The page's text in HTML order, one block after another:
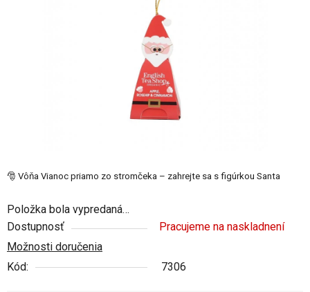
🎅 Vôňa Vianoc priamo zo stromčeka – zahrejte sa s figúrkou Santa
Položka bola vypredaná…
Dostupnosť
Pracujeme na naskladnení
Možnosti doručenia
Kód:
7306